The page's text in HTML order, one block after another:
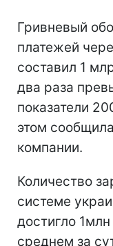
Гривневый
платежей
составил 1
два раза
показатели
этом
компании.
Количество
системе
достигло
среднем за